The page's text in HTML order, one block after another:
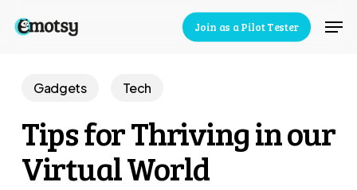
content
Join as a Pilot Tester
Gadgets Tech
Tips for Thriving in our
Virtual World